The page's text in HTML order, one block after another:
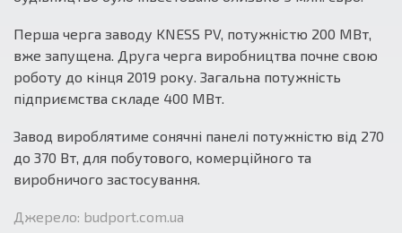
Перша черга заводу KNESS PV, потужністю 200 МВт,
вже запущена. Друга черга виробництва почне свою
роботу до кінця 2019 року. Загальна потужність
підприємства складе 400 МВт.
Завод вироблятиме сонячні панелі потужністю від 270
до 370 Вт, для побутового, комерційного та
виробничого застосування.
Джерело: budport.com.ua